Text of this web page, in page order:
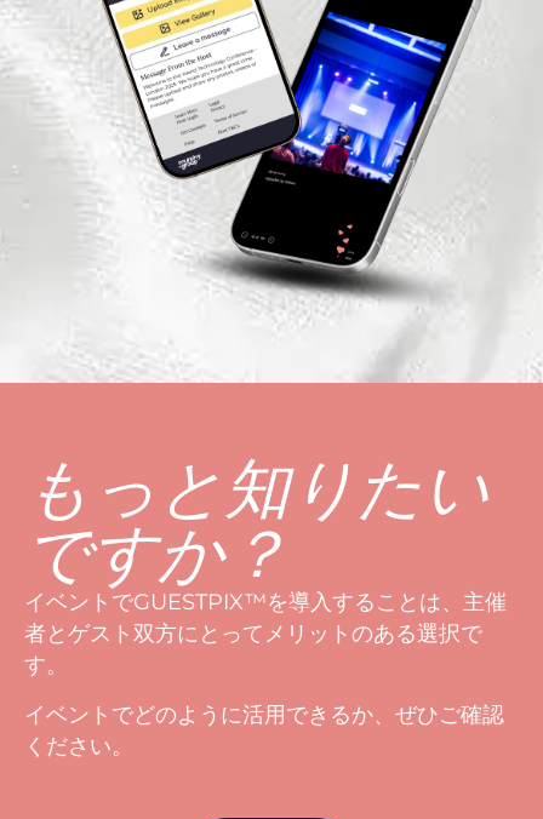
もっと知りたい
ですか？
イベントでGUESTPIX™を導入することは、主催
者とゲスト双方にとってメリットのある選択で
す。
イベントでどのように活用できるか、ぜひご確認
ください。